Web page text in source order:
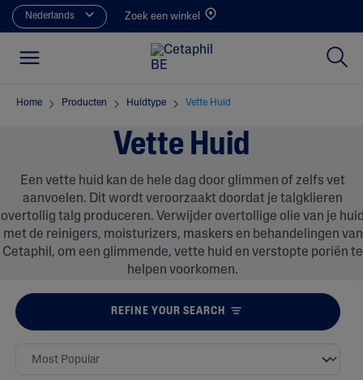
Nederlands Zoek een winkel
Home Producten Huidtype Vette Huid
Vette Huid
Een vette huid kan de hele dag door glimmen of zelfs vet
aanvoelen. Dit wordt veroorzaakt doordat je talgklieren
overtollig talg produceren. Verwijder overtollige olie van je
met de reinigers, moisturizers, maskers en behandelingen van
Cetaphil, om een glimmende, vette huid en verstopte poriën te
helpen voorkomen.
REFINE YOUR SEARCH